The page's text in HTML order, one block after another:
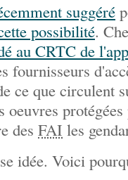
suggéré
possibilité.
au CRTC de
fournisseurs
ce que circulent
oeuvres
des FAI les
idée. Voici